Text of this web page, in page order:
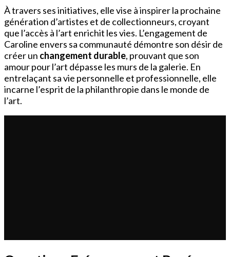
À travers ses initiatives, elle vise à inspirer la prochaine
génération d’artistes et de collectionneurs, croyant
que l’accès à l’art enrichit les vies. L’engagement de
Caroline envers sa communauté démontre son désir de
créer un changement durable, prouvant que son
amour pour l’art dépasse les murs de la galerie. En
entrelaçant sa vie personnelle et professionnelle, elle
incarne l’esprit de la philanthropie dans le monde de
l’art.